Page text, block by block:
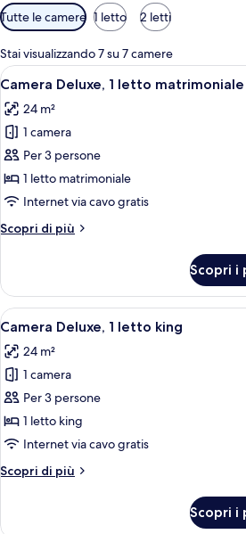
Filtri
disponibili
per
le
camere
Tutte le camere 1 letto 2 letti
Stai visualizzando 7 su 7 camere
Apri
tutte
le
foto
per
Camera
Deluxe,
letto
Una
12
Camera Deluxe, 1 letto matrimoniale
24 m²
1 camera
Per 3 persone
1 letto matrimoniale
Internet via cavo gratis
Scopri di più
Altri
Deluxe,
letto
Scopri i
Apri
tutte
le
foto
per
Camera
Deluxe,
letto
Una
11
Camera Deluxe, 1 letto king
24 m²
1 camera
Per 3 persone
1 letto king
Internet via cavo gratis
Scopri di più
Altri
Scopri i